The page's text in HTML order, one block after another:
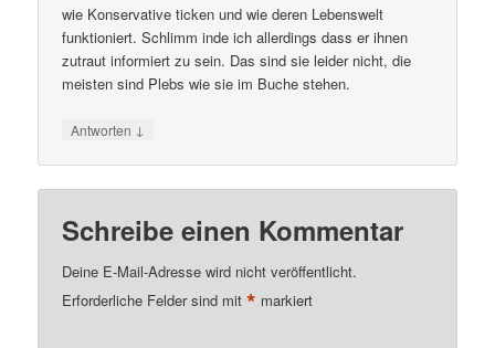
wie Konservative ticken und wie deren Lebenswelt
funktioniert. Schlimm inde ich allerdings dass er ihnen
zutraut informiert zu sein. Das sind sie leider nicht, die
meisten sind Plebs wie sie im Buche stehen.
Antworten ↓
Schreibe einen Kommentar
Deine E-Mail-Adresse wird nicht veröffentlicht.
Erforderliche Felder sind mit* markiert